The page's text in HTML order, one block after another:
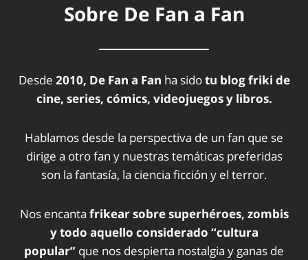
Sobre De Fan a Fan
Desde 2010, De Fan a Fan ha sidotu blog friki de
cine, series, cómics, videojuegos y libros.
Hablamos desde la perspectiva de un fan que se
dirige a otro fan y nuestras temáticas preferidas
son la fantasía, la ciencia ficción y el terror.
Nos encanta frikear sobre superhéroes, zombis
y todo aquello considerado “cultura
popular” que nos despierta nostalgia y ganas de